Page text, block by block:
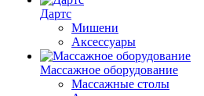
Дартс
Мишени
Аксессуары
Массажное оборудование
Массажные столы